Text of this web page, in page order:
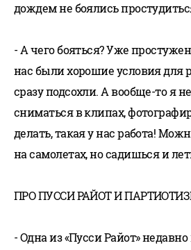
дождем не боялись
- А чего бояться? Уже
нас были хорошие условия для
сразу подсохли. А вообще-то я
сниматься в клипах,
делать, такая у нас работа!
на самолетах, но садишься и
ПРО ПУССИ РАЙОТ И
- Одна из «Пусси Райот»